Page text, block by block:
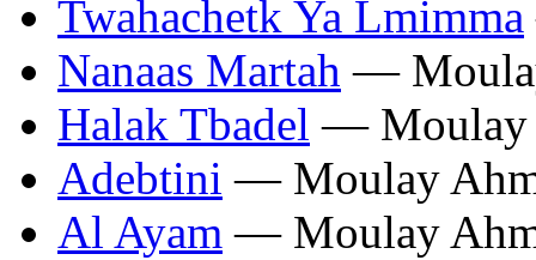
Twahachetk Ya Lmimma
Nanaas Martah —
Halak Tbadel — Moulay
Adebtini — Moulay
Al Ayam — Moulay